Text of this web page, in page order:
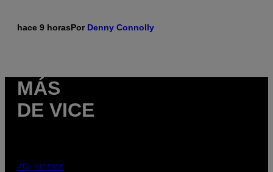
hace 9 horasPor Denny Connolly
MÁS
DE VICE
VIA HISENSE